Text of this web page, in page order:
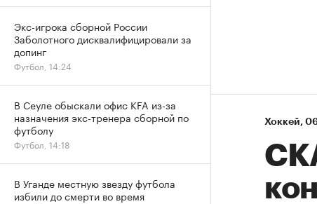
Хоккей⁠,
Экс-игрока сборной России
Заболотного дисквалифицировали за
допинг
Футбол, 14:24
В Сеуле обыскали офис KFA из-за
назначения экс-тренера сборной по
футболу
Футбол, 14:18
В Уганде местную звезду футбола
избили до смерти во время